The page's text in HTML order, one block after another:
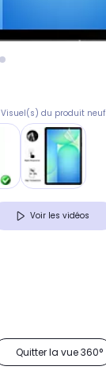
Visuel(s) du produit neuf
Voir les vidéos
Quitter la vue 360°